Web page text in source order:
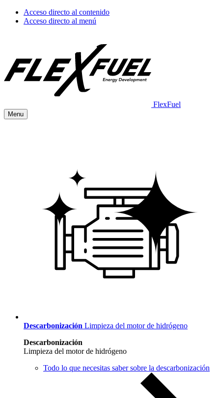
Acceso directo al contenido
Acceso directo al menú
FlexFuel
Menu
Descarbonización Limpieza del motor de hidrógeno
Descarbonización
Limpieza del motor de hidrógeno
Todo lo que necesitas saber sobre la descarbonización